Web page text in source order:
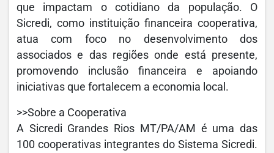
que impactam o cotidiano da população. O
Sicredi, como instituição financeira cooperativa,
atua com foco no desenvolvimento dos
associados e das regiões onde está presente,
promovendo inclusão financeira e apoiando
iniciativas que fortalecem a economia local.
>>Sobre a Cooperativa
A Sicredi Grandes Rios MT/PA/AM é uma das
100 cooperativas integrantes do Sistema Sicredi.